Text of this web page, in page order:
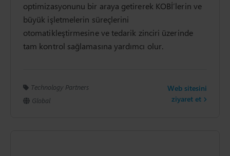
optimizasyonunu bir araya getirerek KOBİ’lerin ve
büyük işletmelerin süreçlerini
otomatikleştirmesine ve tedarik zinciri üzerinde
tam kontrol sağlamasına yardımcı olur.
Technology Partners
Global
Web sitesini
ziyaret et